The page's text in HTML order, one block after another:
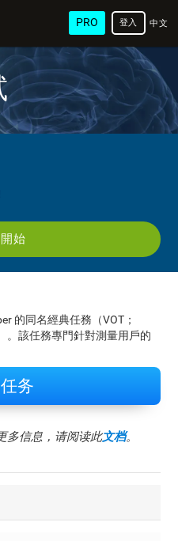
PRO 中文
體)
登入
始
的同名經典任務（VOT；
。該任務專門針對測量用戶的
务
多信息，请阅读此文档。